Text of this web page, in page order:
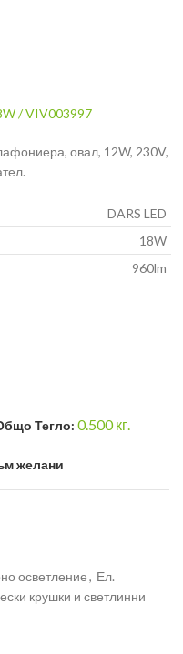
/ VIV003997
овал, 12W, 230V,
DARS LED
18W
960lm
Тегло: 0.500кг.
желани
осветление, Ел.
крушки и светлинни